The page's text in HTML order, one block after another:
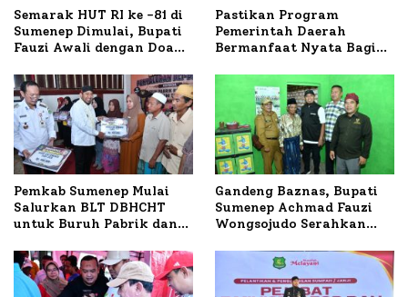
Semarak HUT RI ke -81 di
Sumenep Dimulai, Bupati
Fauzi Awali dengan Doa
Terbakar
Pastikan Program
Pemerintah Daerah
Bermanfaat Nyata Bagi
Sumenep Tinjau Langsung
Budidaya Lele dan Ayam
Petelur di Desa Bataal
Timur
Pemkab Sumenep Mulai
Salurkan BLT DBHCHT
untuk Buruh Pabrik dan
Gandeng Baznas, Bupati
Sumenep Achmad Fauzi
Wongsojudo Serahkan
Dua Kecamatan